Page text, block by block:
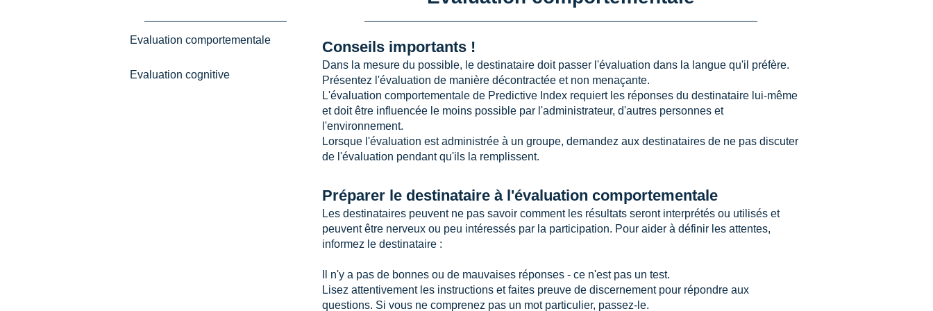
Evaluation comportementale
Evaluation cognitive
Conseils importants !
Dans la mesure du possible, le destinataire doit passer l'évaluation dans la langue qu'il préfère.
Présentez l'évaluation de manière décontractée et non menaçante.
L'évaluation comportementale de Predictive Index requiert les réponses du destinataire lui-même
et doit être influencée le moins possible par l'administrateur, d'autres personnes et
l'environnement.
Lorsque l'évaluation est administrée à un groupe, demandez aux destinataires de ne pas discuter
de l'évaluation pendant qu'ils la remplissent.
Préparer le destinataire à l'évaluation comportementale
Les destinataires peuvent ne pas savoir comment les résultats seront interprétés ou utilisés et
peuvent être nerveux ou peu intéressés par la participation. Pour aider à définir les attentes,
informez le destinataire :
Il n'y a pas de bonnes ou de mauvaises réponses - ce n'est pas un test.
Lisez attentivement les instructions et faites preuve de discernement pour répondre aux
questions. Si vous ne comprenez pas un mot particulier, passez-le.